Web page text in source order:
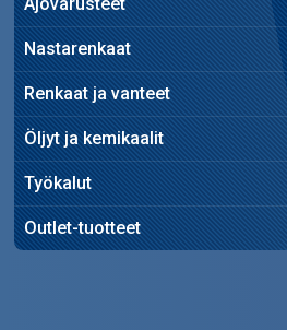
Nastarenkaat
Renkaat ja vanteet
Öljyt ja kemikaalit
Työkalut
Outlet-tuotteet